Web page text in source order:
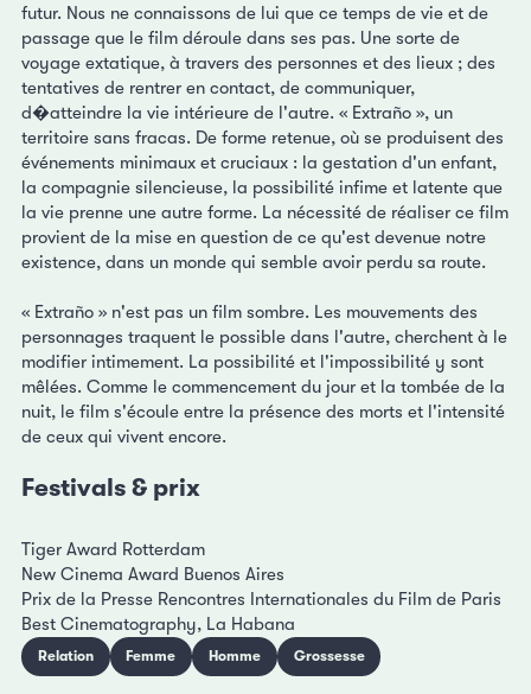
futur. Nous ne connaissons de lui que ce temps de vie et de
passage que le film déroule dans ses pas. Une sorte de
voyage extatique, à travers des personnes et des lieux ; des
tentatives de rentrer en contact, de communiquer,
d�atteindre la vie intérieure de l'autre. « Extraño », un
territoire sans fracas. De forme retenue, où se produisent des
événements minimaux et cruciaux : la gestation d'un enfant,
la compagnie silencieuse, la possibilité infime et latente que
la vie prenne une autre forme. La nécessité de réaliser ce film
provient de la mise en question de ce qu'est devenue notre
existence, dans un monde qui semble avoir perdu sa route.
« Extraño » n'est pas un film sombre. Les mouvements des
personnages traquent le possible dans l'autre, cherchent à le
modifier intimement. La possibilité et l'impossibilité y sont
mêlées. Comme le commencement du jour et la tombée de la
nuit, le film s'écoule entre la présence des morts et l'intensité
de ceux qui vivent encore.
Festivals & prix
Tiger Award Rotterdam
New Cinema Award Buenos Aires
Prix de la Presse Rencontres Internationales du Film de Paris
Best Cinematography, La Habana
Relation Femme Homme Grossesse